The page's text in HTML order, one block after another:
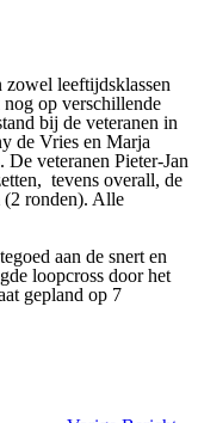
leeftijdsklassen
nog op verschillende
bij de veteranen in
de Vries en Marja
veteranen Pieter-Jan
tevens overall, de
(2 ronden). Alle
aan de snert en
loopcross door het
gepland op 7